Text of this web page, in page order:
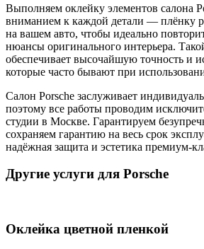
Выполняем оклейку элементов салона
вниманием к каждой детали — плёнку
на вашем авто, чтобы идеально
нюансы оригинального интерьера.
обеспечивает высочайшую точность и
которые часто бывают при
Салон Porsche заслуживает
поэтому все работы проводим
студии в Москве. Гарантируем
сохраняем гарантию на весь срок
надёжная защита и эстетика премиум-
Другие услуги для Porsche
Оклейка цветной пленкой